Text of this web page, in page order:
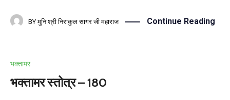
BY मुनि श्री निराकुल सागर जी महाराज Continue Reading
भक्तामर
भक्तामर स्तोत्र – 180